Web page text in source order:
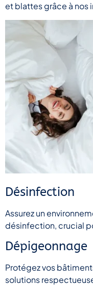
et blattes grâce à nos
Désinfection
Assurez un
désinfection, crucial
Dépigeonnage
Protégez vos
solutions